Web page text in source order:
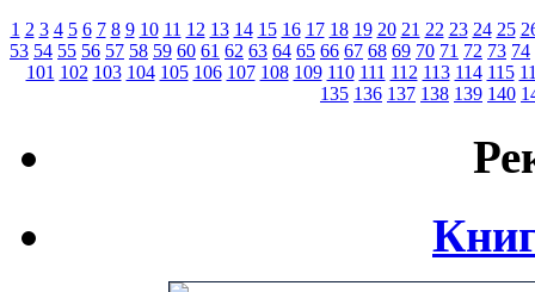
1 2 3 4 5 6 7 8 9 10 11 12 13 14 15 16 17 18 19 20 21 22 23 24 25
53 54 55 56 57 58 59 60 61 62 63 64 65 66 67 68 69 70 71 72 73 74
101 102 103 104 105 106 107 108 109 110 111 112 113 114 115
135 136 137 138 139 140